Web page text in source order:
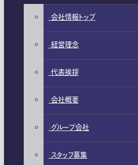
会社情報トップ
経営理念
代表挨拶
会社概要
グループ会社
スタッフ募集